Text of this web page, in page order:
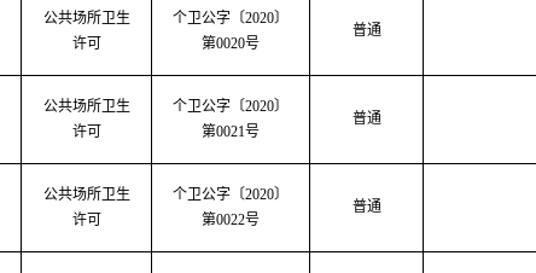
公共场所卫生
许可
个卫公字 〔2020〕
第0020号
普通
公共场所卫生
许可
个卫公字〔2020〕
第0021号
普通
公共场所卫生
许可
个卫公字 〔2020〕
第0022号
普通